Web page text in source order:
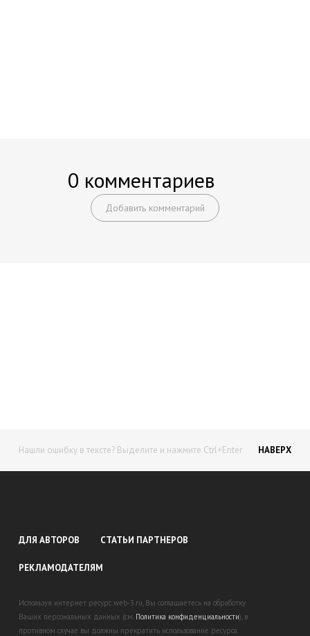
0 комментариев
Добавить комментарий
Нашли ошибку в тексте? Выделите и нажмите Ctrl+Enter НАВЕРХ
ДЛЯ АВТОРОВ СТАТЬИ ПАРТНЕРОВ
РЕКЛАМОДАТЕЛЯМ
Используя интернет ресурс web-3.ru, Вы соглашаетесь на обработку
Ваших персональных данных (см. Политика конфиденциальности), в
противном случае вы должны прекратить использование ресурса.